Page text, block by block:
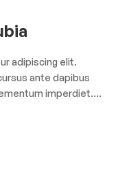
adipiscing elit.
ante dapibus
imperdiet.
lacinia arcu